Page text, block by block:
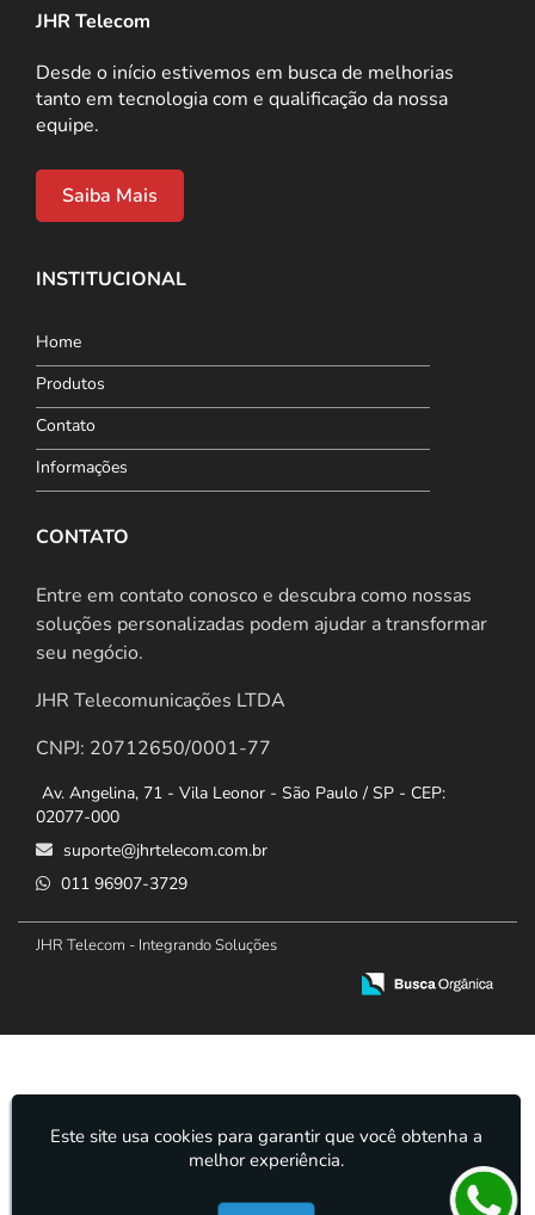
JHR Telecom
Desde o início estivemos em busca de melhorias
tanto em tecnologia com e qualificação da nossa
equipe.
Saiba Mais
INSTITUCIONAL
Home
Produtos
Contato
Informações
CONTATO
Entre em contato conosco e descubra como nossas
soluções personalizadas podem ajudar a transformar
seu negócio.
JHR Telecomunicações LTDA
CNPJ: 20712650/0001-77
Av. Angelina, 71 - Vila Leonor - São Paulo / SP - CEP:
02077-000
suporte@jhrtelecom.com.br
011 96907-3729
JHR Telecom - Integrando Soluções
Este site usa cookies para garantir que você obtenha a
melhor experiência.